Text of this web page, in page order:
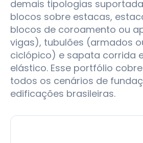
demais tipologias
blocos sobre estacas,
blocos de coroamento ou
vigas), tubulões (armados
ciclópico) e sapata corrida
elástico. Esse portfólio
todos os cenários de
edificações brasileiras.